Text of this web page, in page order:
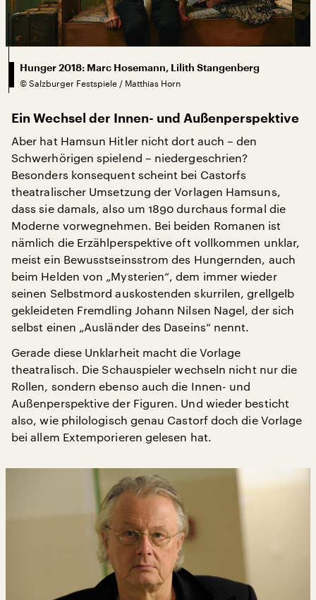
Hunger 2018: Marc Hosemann, Lilith Stangenberg
© Salzburger Festspiele / Matthias Horn
Ein Wechsel der Innen- und Außenperspektive
Aber hat Hamsun Hitler nicht dort auch – den
Schwerhörigen spielend – niedergeschrien?
Besonders konsequent scheint bei Castorfs
theatralischer Umsetzung der Vorlagen Hamsuns,
dass sie damals, also um 1890 durchaus formal die
Moderne vorwegnehmen. Bei beiden Romanen ist
nämlich die Erzählperspektive oft vollkommen unklar,
meist ein Bewusstseinsstrom des Hungernden, auch
beim Helden von „Mysterien“, dem immer wieder
seinen Selbstmord auskostenden skurrilen, grellgelb
gekleideten Fremdling Johann Nilsen Nagel, der sich
selbst einen „Ausländer des Daseins“ nennt.
Gerade diese Unklarheit macht die Vorlage
theatralisch. Die Schauspieler wechseln nicht nur die
Rollen, sondern ebenso auch die Innen- und
Außenperspektive der Figuren. Und wieder besticht
also, wie philologisch genau Castorf doch die Vorlage
bei allem Extemporieren gelesen hat.